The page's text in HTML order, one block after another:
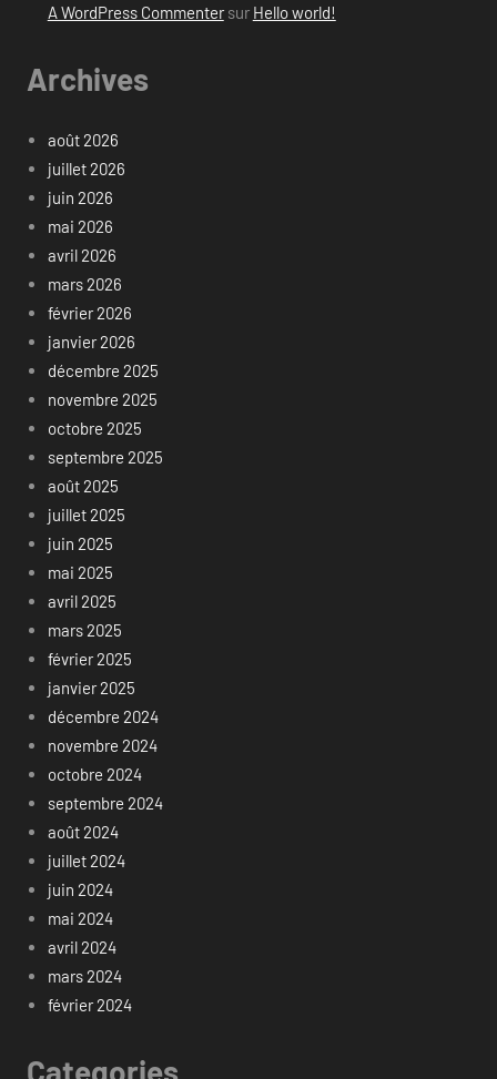
A WordPress Commentersur Hello world!
Archives
août 2026
juillet 2026
juin 2026
mai 2026
avril 2026
mars 2026
février 2026
janvier 2026
décembre 2025
novembre 2025
octobre 2025
septembre 2025
août 2025
juillet 2025
juin 2025
mai 2025
avril 2025
mars 2025
février 2025
janvier 2025
décembre 2024
novembre 2024
octobre 2024
septembre 2024
août 2024
juillet 2024
juin 2024
mai 2024
avril 2024
mars 2024
février 2024